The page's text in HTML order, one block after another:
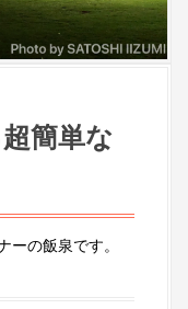
簡単な
ーの飯泉です。